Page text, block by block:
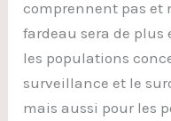
comprennent pas et
fardeau sera de plus
les populations
surveillance et le
mais aussi pour les